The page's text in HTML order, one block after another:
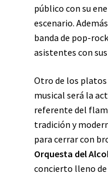
público con su
escenario.
banda de pop-
asistentes con
Otro de los
musical será la
referente del
tradición y
para cerrar con
Orquesta del
concierto lleno de